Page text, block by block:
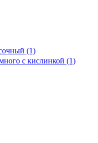
(1)
с кислинкой (1)